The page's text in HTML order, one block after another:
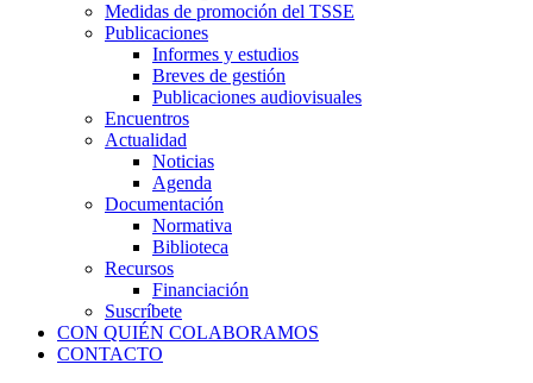
Medidas de promoción del TSSE
Publicaciones
Informes y estudios
Breves de gestión
Publicaciones audiovisuales
Encuentros
Actualidad
Noticias
Agenda
Documentación
Normativa
Biblioteca
Recursos
Financiación
Suscríbete
CON QUIÉN COLABORAMOS
CONTACTO